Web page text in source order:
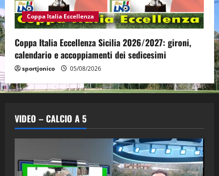
Coppa Italia Eccellenza
Coppa Italia Eccellenza Sicilia 2026/2027: gironi,
calendario e accoppiamenti dei sedicesimi
sportjonico 05/08/2026
VIDEO – CALCIO A 5